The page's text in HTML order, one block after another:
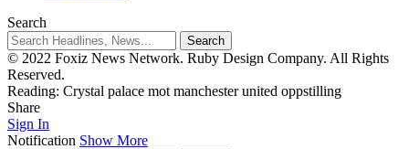
Search
© 2022 Foxiz News Network. Ruby Design Company. All Rights
Reserved.
Reading: Crystal palace mot manchester united oppstilling
Share
Sign In
Notification Show More